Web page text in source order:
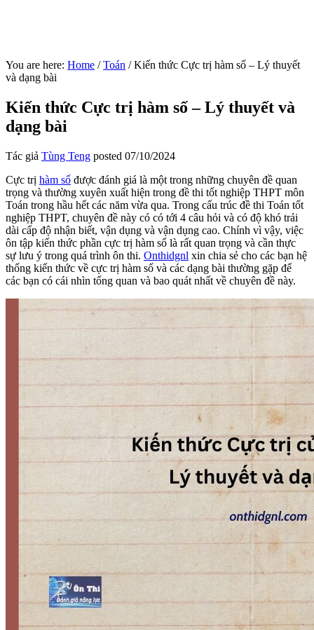
You are here: Home / Toán /Kiến thức Cực trị hàm số – Lý thuyết
và dạng bài
Kiến thức Cực trị hàm số – Lý thuyết và
dạng bài
Tác giả Tùng Teng posted 07/10/2024
Cực trị hàm số được đánh giá là một trong những chuyên đề quan
trọng và thường xuyên xuất hiện trong đề thi tốt nghiệp THPT môn
Toán trong hầu hết các năm vừa qua. Trong cấu trúc đề thi Toán tốt
nghiệp THPT, chuyên đề này có có tới 4 câu hỏi và có độ khó trải
dài cấp độ nhận biết, vận dụng và vận dụng cao. Chính vì vậy, việc
ôn tập kiến thức phần cực trị hàm số là rất quan trọng và cần thực
sự lưu ý trong quá trình ôn thi. Onthidgnl xin chia sẻ cho các bạn hệ
thống kiến thức về cực trị hàm số và các dạng bài thường gặp để
các bạn có cái nhìn tổng quan và bao quát nhất về chuyên đề này.